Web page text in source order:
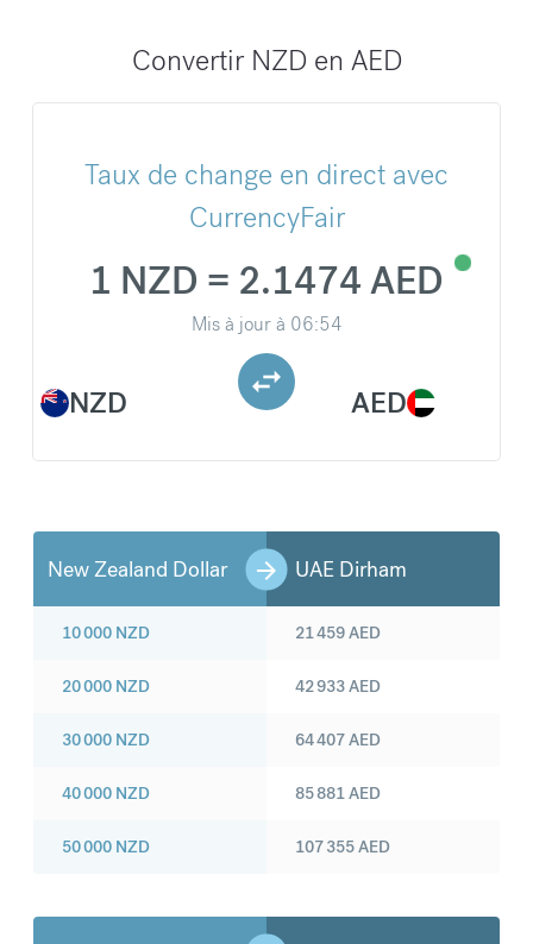
Convertir NZD en AED
Taux de change en direct avec
CurrencyFair
NZD
1 NZD = 2.1474 AED
Mis à jour à 06:54
AED
New Zealand Dollar UAE Dirham
10 000 NZD
20 000 NZD
30 000 NZD
40 000 NZD
50 000 NZD
21 459AED
42 933AED
64 407AED
85 881AED
107 355AED